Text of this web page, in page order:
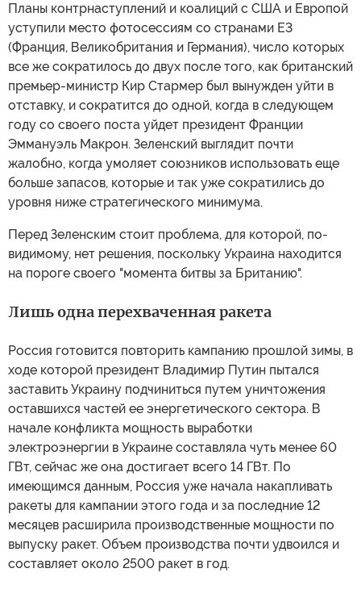
Планы контрнаступлений и коалиций с США и Европой
уступили место фотосессиям со странами Е3
(Франция, Великобритания и Германия), число которых
все же сократилось до двух после того, как британский
премьер-министр Кир Стармер был вынужден уйти в
отставку, и сократится до одной, когда в следующем
году со своего поста уйдет президент Франции
Эммануэль Макрон. Зеленский выглядит почти
жалобно, когда умоляет союзников использовать еще
больше запасов, которые и так уже сократились до
уровня ниже стратегического минимума.
Перед Зеленским стоит проблема, для которой, по-
видимому, нет решения, поскольку Украина находится
на пороге своего "момента битвы за Британию".
Лишь одна перехваченная ракета
Россия готовится повторить кампанию прошлой зимы, в
ходе которой президент Владимир Путин пытался
заставить Украину подчиниться путем уничтожения
оставшихся частей ее энергетического сектора. В
начале конфликта мощность выработки
электроэнергии в Украине составляла чуть менее 60
ГВт, сейчас же она достигает всего 14 ГВт. По
имеющимся данным, Россия уже начала накапливать
ракеты для кампании этого года и за последние 12
месяцев расширила производственные мощности по
выпуску ракет. Объем производства почти удвоился и
составляет около 2500 ракет в год.